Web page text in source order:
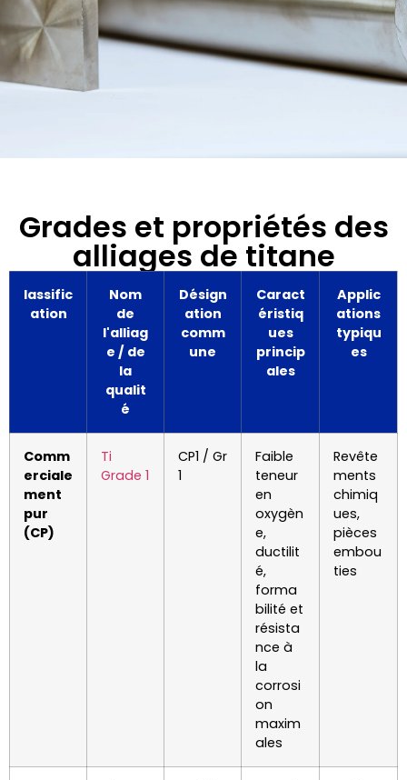
Grades et propriétés des
alliages de titane
lassific
ation
Nom
de
l'alliag
e / de
la
qualit
é
Désign
ation
comm
une
Caract
éristiq
ues
princip
ales
Applic
ations
typiqu
es
Comm
erciale
ment
pur
(CP)
Ti
Grade 1
CP1 / Gr
1
Faible
teneur
en
oxygèn
e,
ductilit
é,
forma
bilité et
résista
nce à
la
corrosi
on
maxim
ales
Revête
ments
chimiq
ues,
pièces
embou
ties